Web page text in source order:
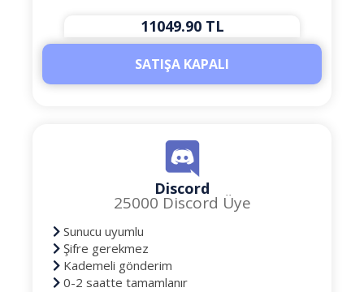
11049.90 TL
SATIŞA KAPALI
Discord
25000 Discord Üye
Sunucu uyumlu
Şifre gerekmez
Kademeli gönderim
0-2 saatte tamamlanır